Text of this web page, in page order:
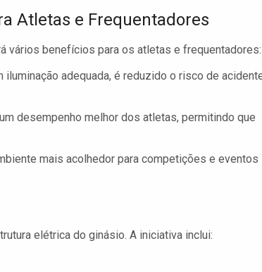
Atletas e Frequentadores
vários benefícios para os atletas e frequentadores:
iluminação adequada, é reduzido o risco de
desempenho melhor dos atletas, permitindo que
mais acolhedor para competições e eventos
elétrica do ginásio. A iniciativa inclui: